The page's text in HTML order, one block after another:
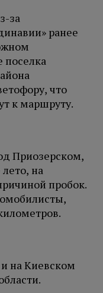
за
ранее
поселка
что
к маршруту.
Приозерском,
на
пробок.
на Киевском